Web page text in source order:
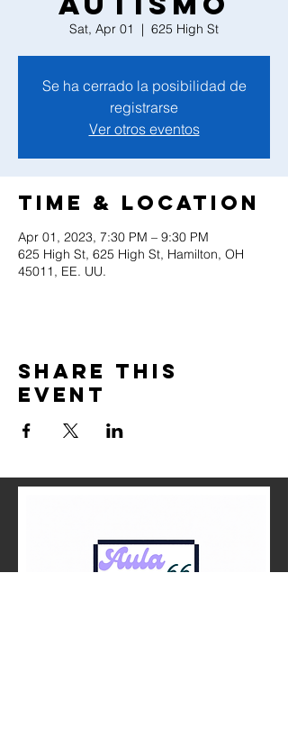
Sat, Apr 01
  |
625 High St
Se ha cerrado la posibilidad de
registrarse
Ver otros eventos
Time & Location
Apr 01, 2023, 7:30 PM – 9:30 PM
625 High St, 625 High St, Hamilton, OH
45011, EE. UU.
Share this
event